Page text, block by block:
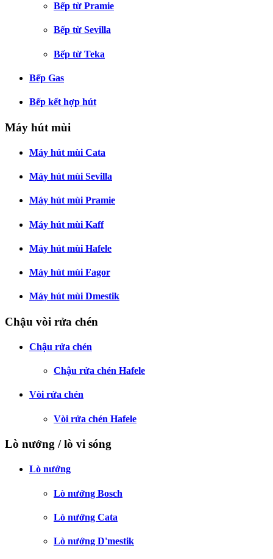
Bếp từ Pramie
Bếp từ Sevilla
Bếp từ Teka
Bếp Gas
Bếp kết hợp hút
Máy hút mùi
Máy hút mùi Cata
Máy hút mùi Sevilla
Máy hút mùi Pramie
Máy hút mùi Kaff
Máy hút mùi Hafele
Máy hút mùi Fagor
Máy hút mùi Dmestik
Chậu vòi rửa chén
Chậu rửa chén
Chậu rửa chén Hafele
Vòi rửa chén
Vòi rửa chén Hafele
Lò nướng / lò vi sóng
Lò nướng
Lò nướng Bosch
Lò nướng Cata
Lò nướng D'mestik